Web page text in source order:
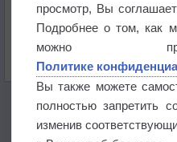
Сан-Хосе
Сикиррес
Турриальба
Политика
Copyright © 2009-
просмотр, Вы
Подробнее о том, как
можно
Политике
Вы также можете
полностью запретить
изменив